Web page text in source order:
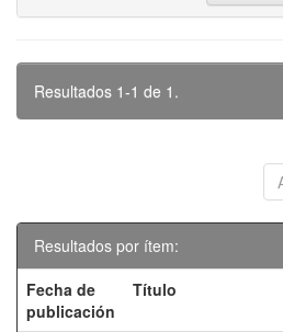
Resultados 1-1 de 1.
Resultados por ítem:
Fecha de
publicación
Título